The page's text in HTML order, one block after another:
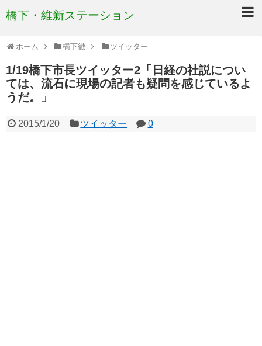
橋下・維新ステーション
ホーム 橋下徹 ツイッター
1/19橋下市長ツイッター2「日経の社説につい
ては、流石に現場の記者も疑問を感じているよ
うだ。」
2015/1/20 ツイッター 0